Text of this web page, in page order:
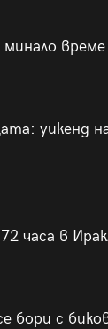
време
уикенд
часа в
бори с